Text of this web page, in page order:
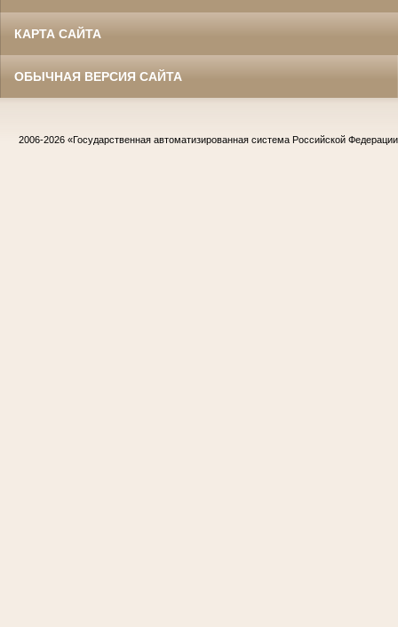
КАРТА САЙТА
ОБЫЧНАЯ ВЕРСИЯ САЙТА
2006-2026 «Государственная автоматизированная система Российской